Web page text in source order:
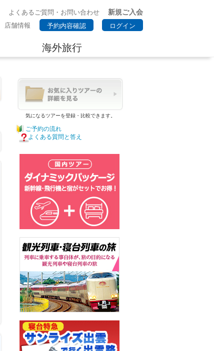
よくあるご質問・お問い合わせ
新規ご入会
店舗情報 予約内容確認 ログイン
海外旅行
気になるツアーを登録・比較できます。
ご予約の流れ
よくある質問と答え